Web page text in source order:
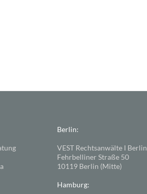
Berlin:
VEST Rechtsanwälte I Berlin
Fehrbelliner Straße 50
10119 Berlin (Mitte)
Hamburg: